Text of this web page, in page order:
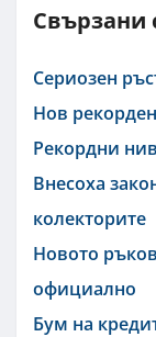
Свързани
Сериозен
Нов
Рекордни
Внесоха
колекторите
Новото
официално
Бум на